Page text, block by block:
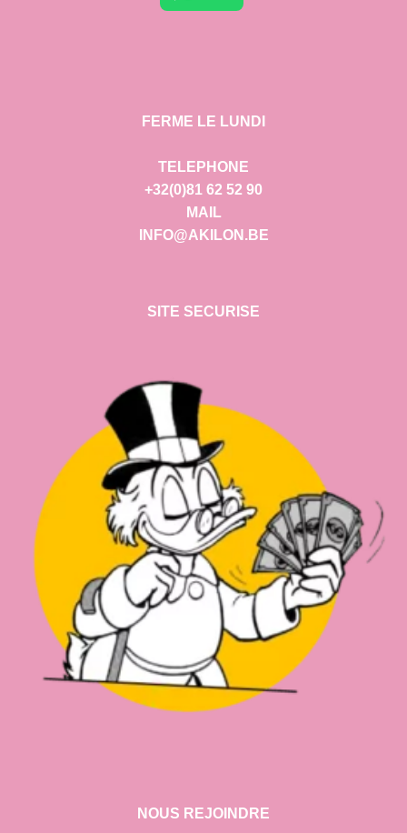
FERME LE LUNDI
TELEPHONE
+32(0)81 62 52 90
MAIL
INFO@AKILON.BE
SITE SECURISE
NOUS REJOINDRE